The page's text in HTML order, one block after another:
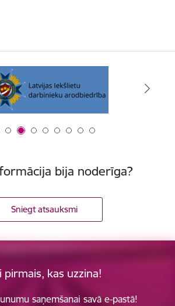
bija noderīga?
Sniegt atsauksmi
pirmais, kas uzzina!
saņemšanai savā e-pastā!